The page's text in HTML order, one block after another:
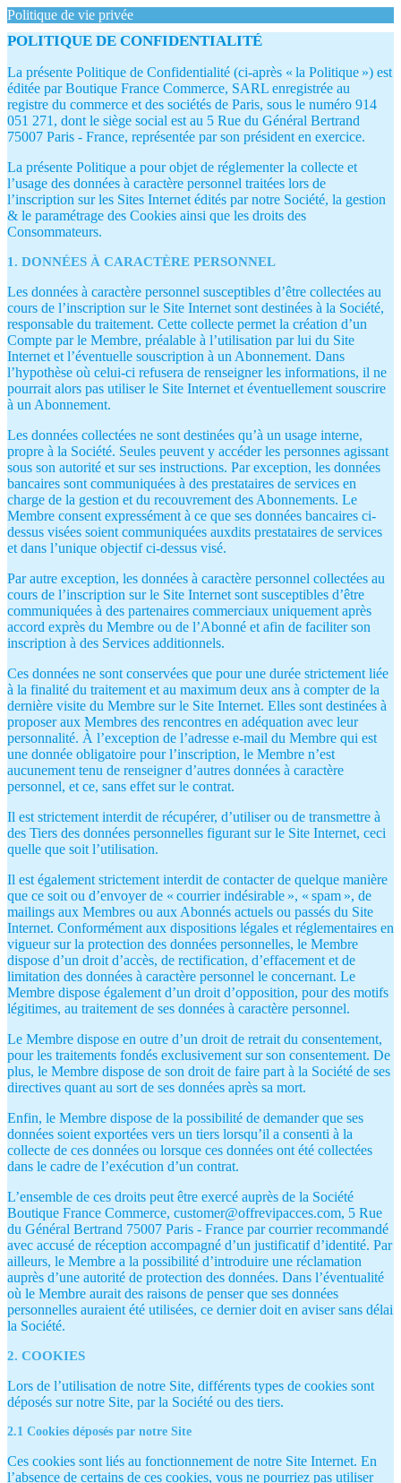
Politique de vie privée
POLITIQUE DE CONFIDENTIALITÉ
La présente Politique de Confidentialité (ci-après « la Politique ») est
éditée par Boutique France Commerce, SARL enregistrée au
registre du commerce et des sociétés de Paris, sous le numéro 914
051 271, dont le siège social est au 5 Rue du Général Bertrand
75007 Paris - France, représentée par son président en exercice.
La présente Politique a pour objet de réglementer la collecte et
l’usage des données à caractère personnel traitées lors de
l’inscription sur les Sites Internet édités par notre Société, la gestion
& le paramétrage des Cookies ainsi que les droits des
Consommateurs.
1. DONNÉES À CARACTÈRE PERSONNEL
Les données à caractère personnel susceptibles d’être collectées au
cours de l’inscription sur le Site Internet sont destinées à la Société,
responsable du traitement. Cette collecte permet la création d’un
Compte par le Membre, préalable à l’utilisation par lui du Site
Internet et l’éventuelle souscription à un Abonnement. Dans
l’hypothèse où celui-ci refusera de renseigner les informations, il ne
pourrait alors pas utiliser le Site Internet et éventuellement souscrire
à un Abonnement.
Les données collectées ne sont destinées qu’à un usage interne,
propre à la Société. Seules peuvent y accéder les personnes agissant
sous son autorité et sur ses instructions. Par exception, les données
bancaires sont communiquées à des prestataires de services en
charge de la gestion et du recouvrement des Abonnements. Le
Membre consent expressément à ce que ses données bancaires ci-
dessus visées soient communiquées auxdits prestataires de services
et dans l’unique objectif ci-dessus visé.
Par autre exception, les données à caractère personnel collectées au
cours de l’inscription sur le Site Internet sont susceptibles d’être
communiquées à des partenaires commerciaux uniquement après
accord exprès du Membre ou de l’Abonné et afin de faciliter son
inscription à des Services additionnels.
Ces données ne sont conservées que pour une durée strictement liée
à la finalité du traitement et au maximum deux ans à compter de la
dernière visite du Membre sur le Site Internet. Elles sont destinées à
proposer aux Membres des rencontres en adéquation avec leur
personnalité. À l’exception de l’adresse e-mail du Membre qui est
une donnée obligatoire pour l’inscription, le Membre n’est
aucunement tenu de renseigner d’autres données à caractère
personnel, et ce, sans effet sur le contrat.
Il est strictement interdit de récupérer, d’utiliser ou de transmettre à
des Tiers des données personnelles figurant sur le Site Internet, ceci
quelle que soit l’utilisation.
Il est également strictement interdit de contacter de quelque manière
que ce soit ou d’envoyer de « courrier indésirable », « spam », de
mailings aux Membres ou aux Abonnés actuels ou passés du Site
Internet. Conformément aux dispositions légales et réglementaires en
vigueur sur la protection des données personnelles, le Membre
dispose d’un droit d’accès, de rectification, d’effacement et de
limitation des données à caractère personnel le concernant. Le
Membre dispose également d’un droit d’opposition, pour des motifs
légitimes, au traitement de ses données à caractère personnel.
Le Membre dispose en outre d’un droit de retrait du consentement,
pour les traitements fondés exclusivement sur son consentement. De
plus, le Membre dispose de son droit de faire part à la Société de ses
directives quant au sort de ses données après sa mort.
Enfin, le Membre dispose de la possibilité de demander que ses
données soient exportées vers un tiers lorsqu’il a consenti à la
collecte de ces données ou lorsque ces données ont été collectées
dans le cadre de l’exécution d’un contrat.
L’ensemble de ces droits peut être exercé auprès de la Société
Boutique France Commerce, customer@offrevipacces.com, 5 Rue
du Général Bertrand 75007 Paris - France par courrier recommandé
avec accusé de réception accompagné d’un justificatif d’identité. Par
ailleurs, le Membre a la possibilité d’introduire une réclamation
auprès d’une autorité de protection des données. Dans l’éventualité
où le Membre aurait des raisons de penser que ses données
personnelles auraient été utilisées, ce dernier doit en aviser sans délai
la Société.
2. COOKIES
Lors de l’utilisation de notre Site, différents types de cookies sont
déposés sur notre Site, par la Société ou des tiers.
2.1 Cookies déposés par notre Site
Ces cookies sont liés au fonctionnement de notre Site Internet. En
l’absence de certains de ces cookies, vous ne pourriez pas utiliser